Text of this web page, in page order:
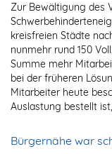
Zur Bewältigung des
kreisfreien Städte
nunmehr rund 150
Summe mehr
bei der früheren
Mitarbeiter heute
Auslastung bestellt
Bürgernähe war